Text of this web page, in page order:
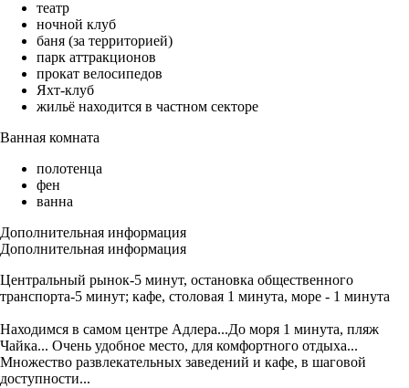
театр
ночной клуб
баня (за территорией)
парк аттракционов
прокат велосипедов
Яхт-клуб
жильё находится в частном секторе
Ванная комната
полотенца
фен
ванна
Дополнительная информация
Дополнительная информация
Центральный рынок-5 минут, остановка общественного
транспорта-5 минут; кафе, столовая 1 минута, море - 1 минута
Находимся в самом центре Адлера...До моря 1 минута, пляж
Чайка... Очень удобное место, для комфортного отдыха...
Множество развлекательных заведений и кафе, в шаговой
доступности...